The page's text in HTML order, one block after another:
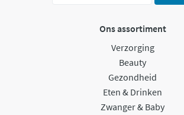
Ons assortiment
Verzorging
Beauty
Gezondheid
Eten & Drinken
Zwanger & Baby